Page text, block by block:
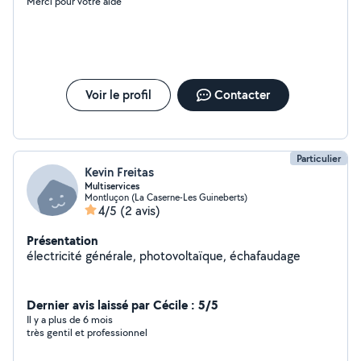
maçonnerie, électricité, plomberie, papier peint,
Voir le profil Contacter
Particulier
Kevin Freitas
Multiservices
Montluçon (La Caserne-Les Guineberts)
4/5 (2 avis)
Présentation
électricité générale, photovoltaïque, échafaudage
Dernier avis laissé par Cécile : 5/5
Il y a plus de 6 mois
très gentil et professionnel